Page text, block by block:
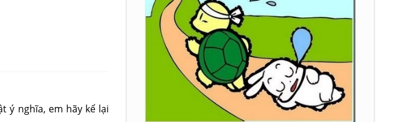
ý nghĩa, em hãy kể lại